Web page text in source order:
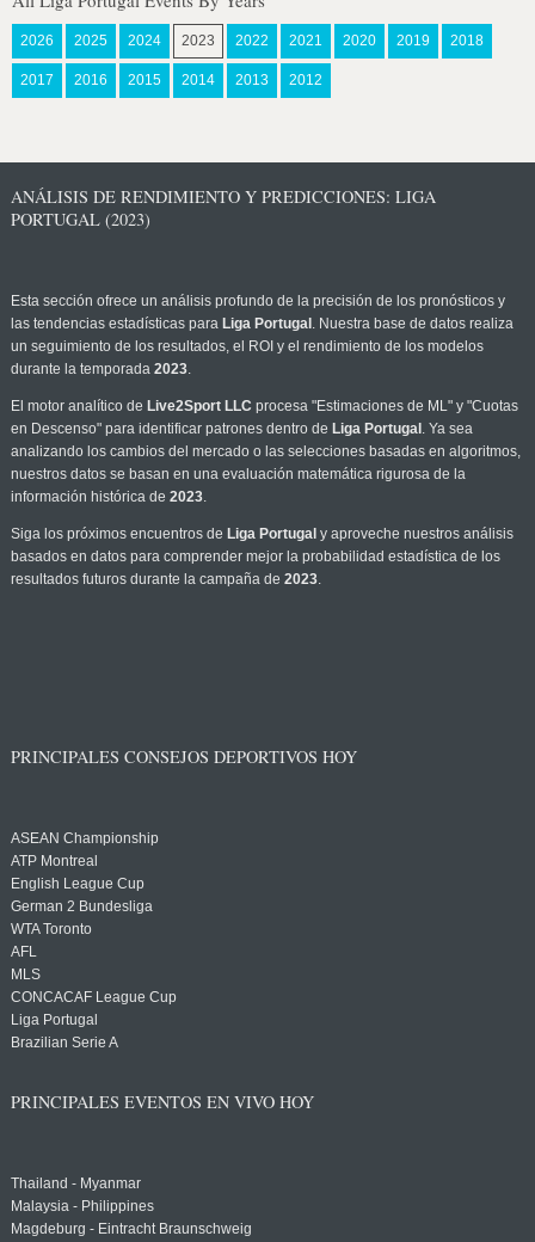
2026 2025 2024 2023 2022 2021 2020 2019 2018
2017 2016 2015 2014 2013 2012
ANÁLISIS DE RENDIMIENTO Y PREDICCIONES: LIGA
PORTUGAL (2023)
Esta sección ofrece un análisis profundo de la precisión de los pronósticos y
las tendencias estadísticas para Liga Portugal . Nuestra base de datos realiza
un seguimiento de los resultados, el ROI y el rendimiento de los modelos
durante la temporada 2023.
El motor analítico de Live2Sport LLC procesa "Estimaciones de ML" y "Cuotas
en Descenso" para identificar patrones dentro de Liga Portugal . Ya sea
analizando los cambios del mercado o las selecciones basadas en algoritmos,
nuestros datos se basan en una evaluación matemática rigurosa de la
información histórica de 2023.
Siga los próximos encuentros de Liga Portugal y aproveche nuestros análisis
basados en datos para comprender mejor la probabilidad estadística de los
resultados futuros durante la campaña de 2023.
PRINCIPALES CONSEJOS DEPORTIVOS HOY
ASEAN Championship
ATP Montreal
English League Cup
German 2 Bundesliga
WTA Toronto
AFL
MLS
CONCACAF League Cup
Liga Portugal
Brazilian Serie A
PRINCIPALES EVENTOS EN VIVO HOY
Thailand - Myanmar
Malaysia - Philippines
Magdeburg - Eintracht Braunschweig